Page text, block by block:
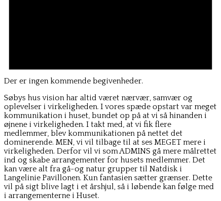
Der er ingen kommende begivenheder.
Søbys hus vision har altid været nærvær, samvær og
oplevelser i virkeligheden. I vores spæde opstart var meget
kommunikation i huset, bundet op på at vi så hinanden i
øjnene i virkeligheden. I takt med, at vi fik flere
medlemmer, blev kommunikationen på nettet det
dominerende. MEN, vi vil tilbage til at ses MEGET mere i
virkeligheden. Derfor vil vi som ADMINS gå mere målrettet
ind og skabe arrangementer for husets medlemmer. Det
kan være alt fra gå-og natur grupper til Natdisk i
Langelinie Pavillonen. Kun fantasien sætter grænser. Dette
vil på sigt blive lagt i et årshjul, så i løbende kan følge med
i arrangementerne i Huset.